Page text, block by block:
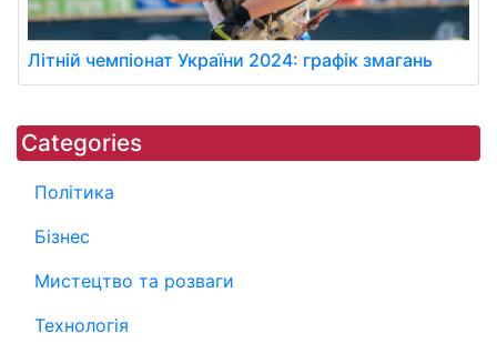
Літній чемпіонат України 2024: графік змагань
Categories
Політика
Бізнес
Мистецтво та розваги
Технологія